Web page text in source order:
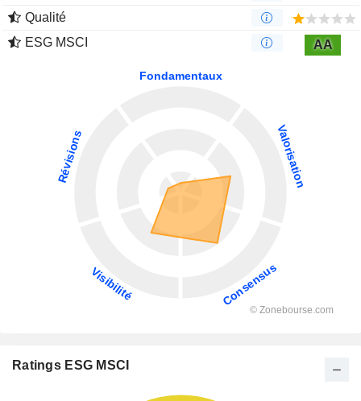
Qualité
ESG MSCI
AA
Ratings ESG MSCI